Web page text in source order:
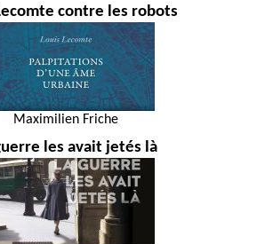
contre les robots
Maximilien Friche
les avait jetés là